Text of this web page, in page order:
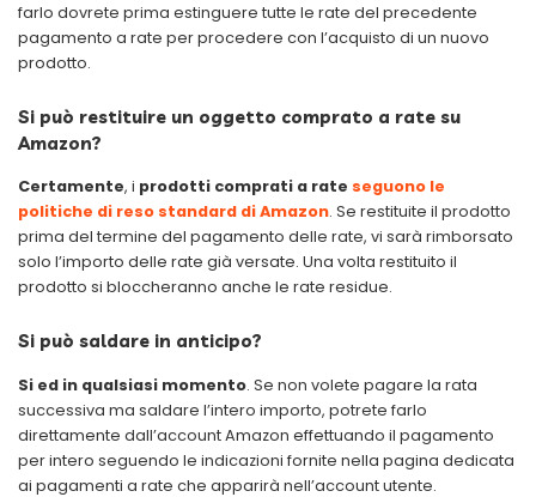
farlo dovrete prima estinguere tutte le rate del precedente
pagamento a rate per procedere con l’acquisto di un nuovo
prodotto.
Si può restituire un oggetto comprato a rate su
Amazon?
Certamente, i prodotti comprati a rate seguono le
politiche di reso standard di Amazon. Se restituite il prodotto
prima del termine del pagamento delle rate, vi sarà rimborsato
solo l’importo delle rate già versate. Una volta restituito il
prodotto si bloccheranno anche le rate residue.
Si può saldare in anticipo?
Si ed in qualsiasi momento. Se non volete pagare la rata
successiva ma saldare l’intero importo, potrete farlo
direttamente dall’account Amazon effettuando il pagamento
per intero seguendo le indicazioni fornite nella pagina dedicata
ai pagamenti a rate che apparirà nell’account utente.